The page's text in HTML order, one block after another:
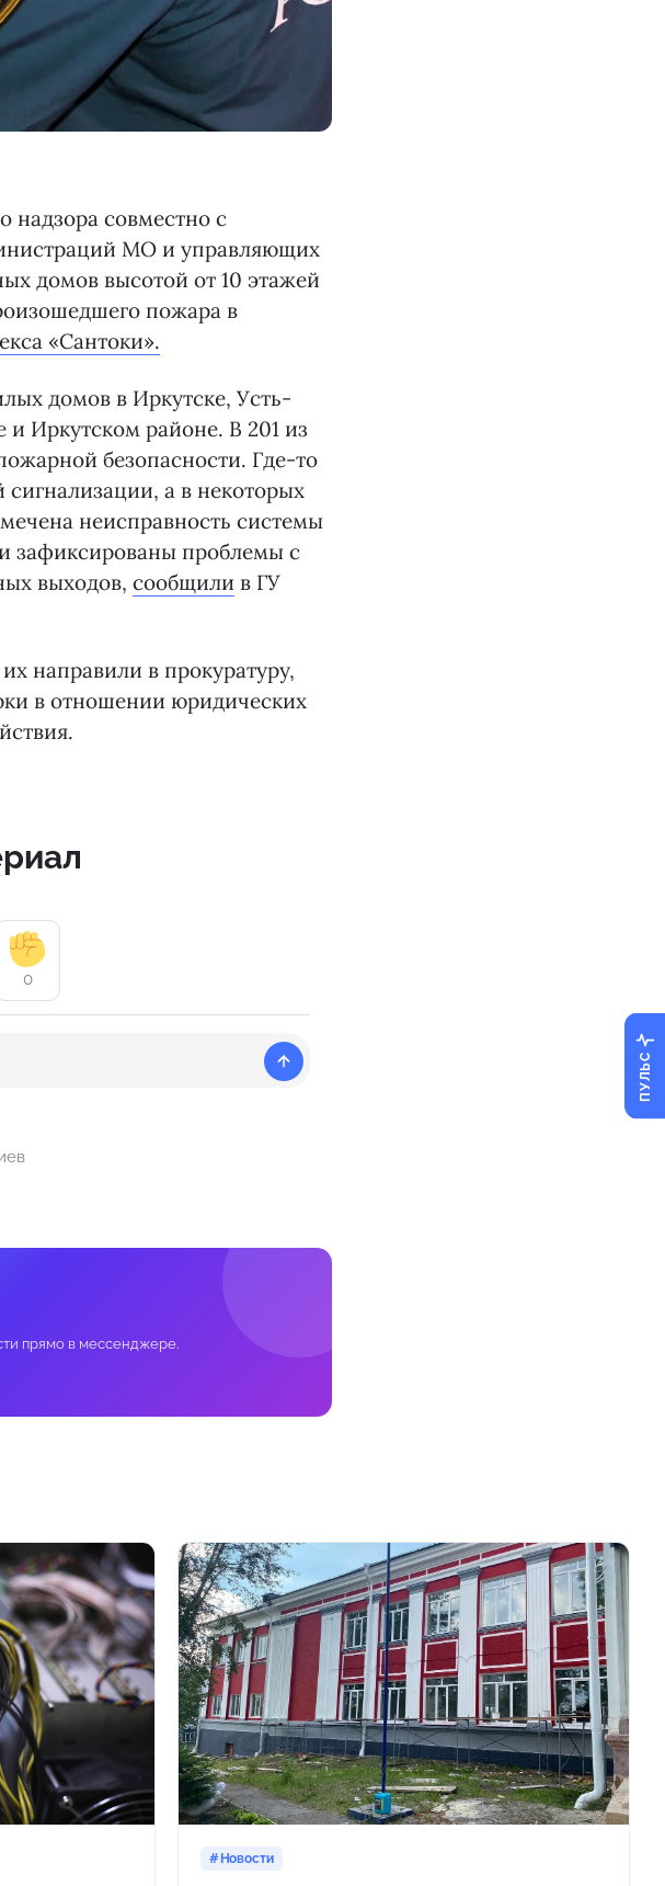
надзора совместно с
МО и управляющих
домов высотой от 10 этажей
пожара в
«Сантоки».
домов в Иркутске, Усть-
и Иркутском районе. В 201 из
безопасности. Где-то
а в некоторых
неисправность системы
зафиксированы проблемы с
выходов, сообщили в ГУ
направили в прокуратуру,
в отношении юридических
0
прямо в мессенджере.
Новости
ПУЛЬС